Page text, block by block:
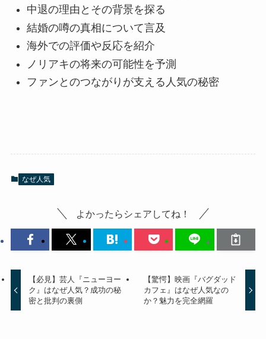
中退の理由とその背景を探る
結婚の噂の真相について言及
海外での評価や反応を紹介
ノリアキの将来の可能性を予測
ファンとのつながりが支える人気の秘密
なぜ人気
よかったらシェアしてね！
【必見】芸人『ニューヨー
ク』はなぜ人気？成功の秘
密と批判の裏側
【驚愕】映画『バグダッド
カフェ』はなぜ人気なの
か？魅力を完全網羅